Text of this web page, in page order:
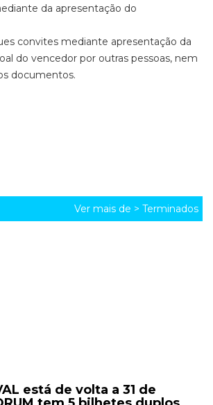
da apresentação do
convites mediante apresentação da
do vencedor por outras pessoas, nem
documentos.
Ver mais de > Terminados
está de volta a 31 de